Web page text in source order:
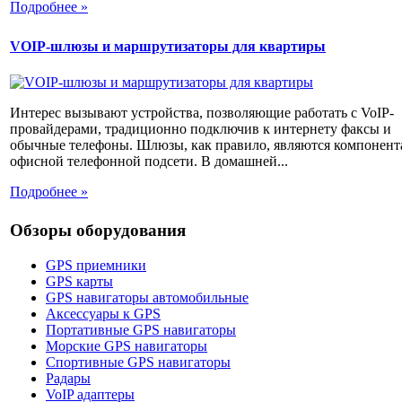
Подробнее »
VOIP-шлюзы и маршрутизаторы для квартиры
Интерес вызывают устройства, позволяющие работать с VoIP-
провайдерами, традиционно подключив к интернету факсы и
обычные телефоны. Шлюзы, как правило, являются
офисной телефонной подсети. В домашней...
Подробнее »
Обзоры оборудования
GPS приемники
GPS карты
GPS навигаторы автомобильные
Аксессуары к GPS
Портативные GPS навигаторы
Морские GPS навигаторы
Спортивные GPS навигаторы
Радары
VoIP адаптеры